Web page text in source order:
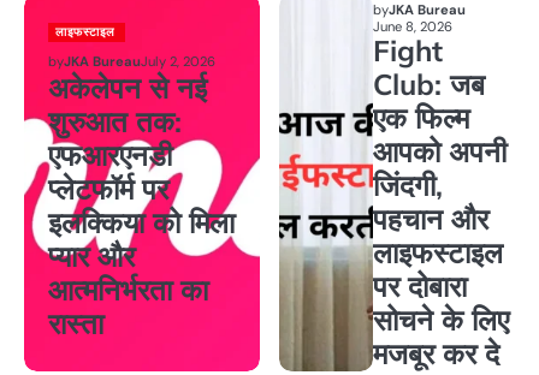
लाइफस्टाइल
byJKA BureauJuly 2, 2026
अकेलेपन से नई
शुरुआत तक:
एफआरएनडी
प्लेटफॉर्म पर
इलक्किया को मिला
प्यार और
आत्मनिर्भरता का
रास्ता
byJKA Bureau
June 8, 2026
Fight
Club: जब
एक फिल्म
आपको अपनी
जिंदगी,
पहचान और
लाइफस्टाइल
पर दोबारा
सोचने के लिए
मजबूर कर दे